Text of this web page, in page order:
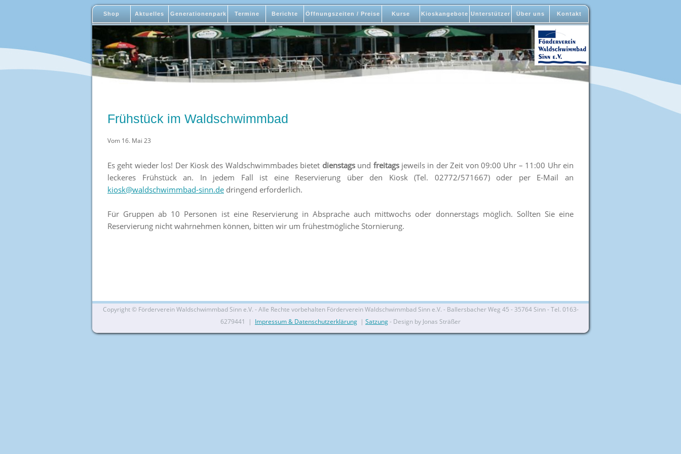
Shop Aktuelles Generationenpark Termine Berichte Öffnungszeiten / Preise Kurse Kioskangebote Unterstützer Über uns Kontakt
Frühstück im Waldschwimmbad
Vom 16. Mai 23
Es geht wieder los! Der Kiosk des Waldschwimmbades bietet dienstagsund freitagsjeweils in der Zeit von 09:00 Uhr – 11:00 Uhr ein
leckeres Frühstück an. In jedem Fall ist eine Reservierung über den Kiosk (Tel. 02772/571667) oder per E-Mail an
kiosk@waldschwimmbad-sinn.de dringend erforderlich.
Für Gruppen ab 10 Personen ist eine Reservierung in Absprache auch mittwochs oder donnerstags möglich. Sollten Sie eine
Reservierung nicht wahrnehmen können, bitten wir um frühestmögliche Stornierung.
Copyright © Förderverein Waldschwimmbad Sinn e.V. - Alle Rechte vorbehalten Förderverein Waldschwimmbad Sinn e.V. - Ballersbacher Weg 45 - 35764 Sinn - Tel. 0163-
6279441 | Impressum & Datenschutzerklärung | Satzung- Design by Jonas Sträßer